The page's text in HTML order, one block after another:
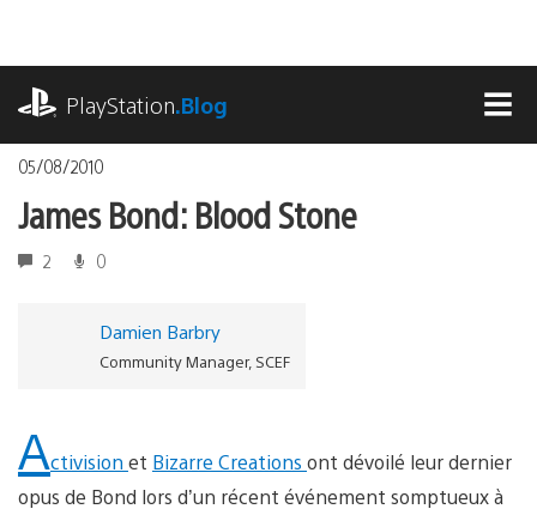
contenu
PlayStation.Blog
05/08/2010
James Bond: Blood Stone
2 0
Damien Barbry
Community Manager, SCEF
Activision et Bizarre Creations ont dévoilé leur dernier
opus de Bond lors d’un récent événement somptueux à